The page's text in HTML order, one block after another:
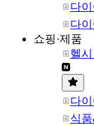
다이
다
쇼핑·제품
헬
다
식